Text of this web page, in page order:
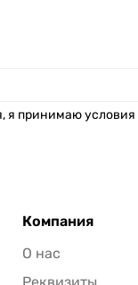
я принимаю условия
Компания
О нас
Реквизиты